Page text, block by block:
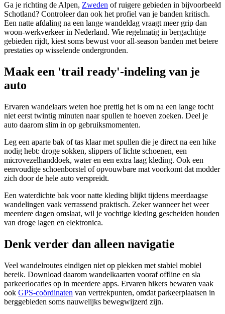
Ga je richting de Alpen, Zweden of ruigere gebieden in bijvoorbeeld
Schotland? Controleer dan ook het profiel van je banden kritisch.
Een natte afdaling na een lange wandeldag vraagt meer grip dan
woon-werkverkeer in Nederland. Wie regelmatig in bergachtige
gebieden rijdt, kiest soms bewust voor all-season banden met betere
prestaties op wisselende ondergronden.
Maak een 'trail ready'-indeling van je
auto
Ervaren wandelaars weten hoe prettig het is om na een lange tocht
niet eerst twintig minuten naar spullen te hoeven zoeken. Deel je
auto daarom slim in op gebruiksmomenten.
Leg een aparte bak of tas klaar met spullen die je direct na een hike
nodig hebt: droge sokken, slippers of lichte schoenen, een
microvezelhanddoek, water en een extra laag kleding. Ook een
eenvoudige schoenborstel of opvouwbare mat voorkomt dat modder
zich door de hele auto verspreidt.
Een waterdichte bak voor natte kleding blijkt tijdens meerdaagse
wandelingen vaak verrassend praktisch. Zeker wanneer het weer
meerdere dagen omslaat, wil je vochtige kleding gescheiden houden
van droge lagen en elektronica.
Denk verder dan alleen navigatie
Veel wandelroutes eindigen niet op plekken met stabiel mobiel
bereik. Download daarom wandelkaarten vooraf offline en sla
parkeerlocaties op in meerdere apps. Ervaren hikers bewaren vaak
ook GPS-coördinaten van vertrekpunten, omdat parkeerplaatsen in
berggebieden soms nauwelijks bewegwijzerd zijn.